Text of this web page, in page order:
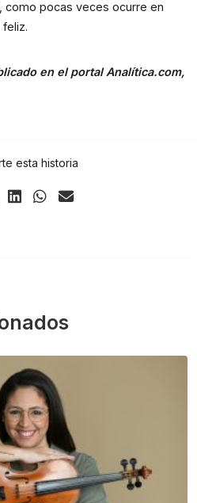
como pocas veces ocurre en
en el portal Analítica.com,
esta historia
Share ShareShareShare